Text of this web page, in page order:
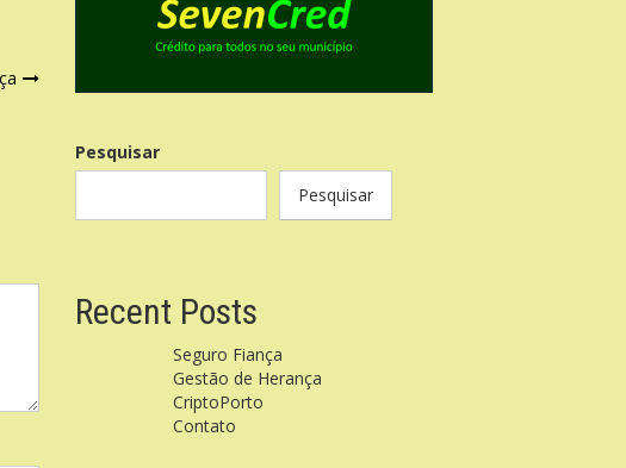
Pesquisar
Pesquisar
Recent Posts
Seguro Fiança
Gestão de Herança
CriptoPorto
Contato